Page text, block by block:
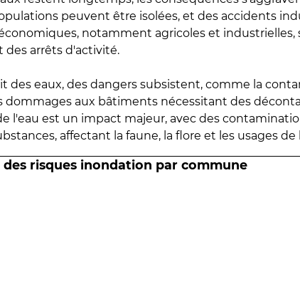
peuvent être isolées, et des accidents
notamment agricoles et industrielles,
des arrêts d'activité.
des eaux, des dangers subsistent, comme la
dommages aux bâtiments nécessitant des
l'eau est un impact majeur, avec des
affectant la faune, la flore et les usages de
risques inondation par commune